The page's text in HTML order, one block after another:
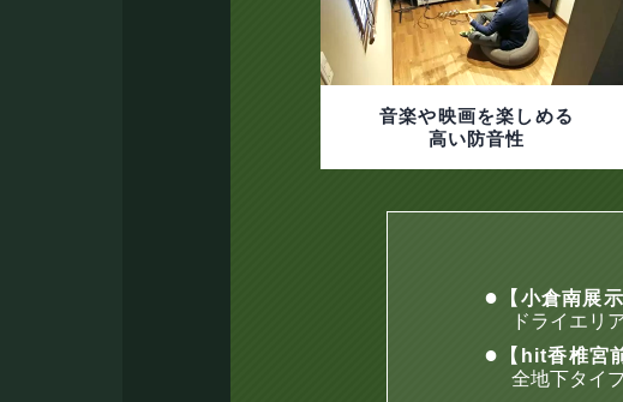
音楽や映画を楽しめる
高い防音性
【小倉南展
ドライエリ
【hit香椎宮
全地下タイ